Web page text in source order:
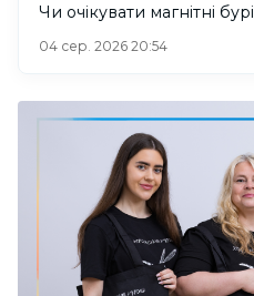
Чи очікувати магнітні
04 сер. 2026 20:54